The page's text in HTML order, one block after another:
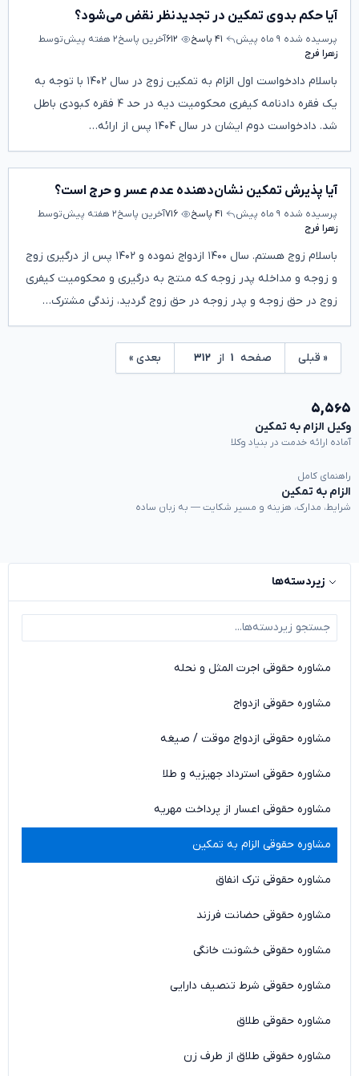
آیا حکم بدوی تمکین در تجدیدنظر نقض می‌شود؟
پرسیده شده ۹ ماه پیش ۴۱ پاسخ ۶۱۲آخرین پاسخ۲ هفته پیش
توسط
زهرا فرج
باسلام دادخواست اول الزام به تمکین زوج در سال ۱۴۰۲ با توجه به
یک فقره دادنامه کیفری محکومیت دیه در حد ۴ فقره کبودی باطل
شد. دادخواست دوم ایشان در سال ۱۴۰۴ پس از ارائه…
آیا پذیرش تمکین نشان‌دهنده عدم عسر و حرج است؟
پرسیده شده ۹ ماه پیش ۴۱ پاسخ ۷۱۶آخرین پاسخ۲ هفته پیش
توسط
زهرا فرج
باسلام زوج هستم. سال ۱۴۰۰ ازدواج نموده و ۱۴۰۲ پس از درگیری زوج
و زوجه و مداخله پدر زوجه که منتج به درگیری و محکومیت کیفری
زوج در حق زوجه و پدر زوجه در حق زوج گردید، زندگی مشترک…
« قبلی صفحه ۱ از ۳۱۲ بعدی »
۵,۵۶۵
وکیل الزام به تمکین
آماده ارائه خدمت در بنیاد وکلا
راهنمای کامل
الزام به تمکین
شرایط، مدارک، هزینه و مسیر شکایت — به زبان ساده
زیردسته‌ها
مشاوره حقوقی اجرت المثل و نحله
مشاوره حقوقی ازدواج
مشاوره حقوقی ازدواج موقت / صیغه
مشاوره حقوقی استرداد جهیزیه و طلا
مشاوره حقوقی اعسار از پرداخت مهریه
مشاوره حقوقی الزام به تمکین
مشاوره حقوقی ترک انفاق
مشاوره حقوقی حضانت فرزند
مشاوره حقوقی خشونت خانگی
مشاوره حقوقی شرط تنصیف دارایی
مشاوره حقوقی طلاق
مشاوره حقوقی طلاق از طرف زن